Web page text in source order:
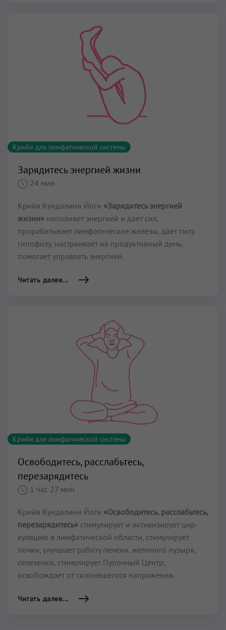
Крийи для лимфатической системы
Зарядитесь энергией жизни
24 мин
Крийя Кундалини Йоги «Зарядитесь энергией
жизни» наполняет энергией и дает сил,
прорабатывает лимфатические железы, дает силу
гипофизу, настраивает на продуктивный день,
помогает управлять энергией.
Читать далее...
Крийи для лимфатической системы
Освободитесь, расслабьтесь,
перезарядитесь
1 час 27 мин
Крийя Кундалини Йоги «Освободитесь, расслабьтесь,
перезарядитесь» стимулирует и активизирует цир­
куляцию в лимфатической области, стимулирует
почки, улучшает работу печени, желчного пузыря,
селезенки, стимулирует Пупочный Центр,
освобождает от скопившегося напряжения.
Читать далее...